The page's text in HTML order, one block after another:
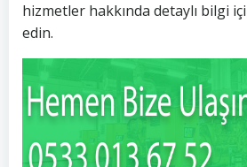
hizmetler hakkında detaylı bilgi
edin.